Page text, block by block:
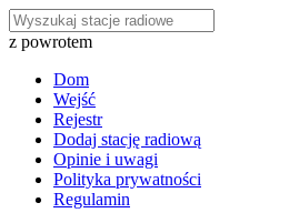
z powrotem
Dom
Wejść
Rejestr
Dodaj stację radiową
Opinie i uwagi
Polityka prywatności
Regulamin